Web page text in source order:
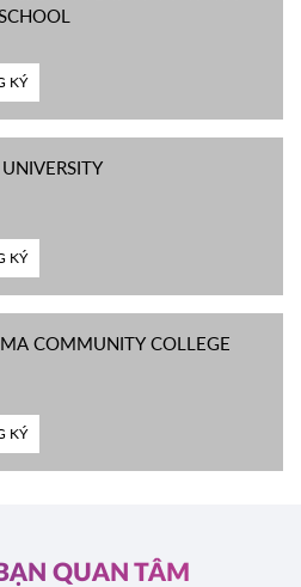
KÝ
KÝ
COMMUNITY COLLEGE
KÝ
QUAN TÂM